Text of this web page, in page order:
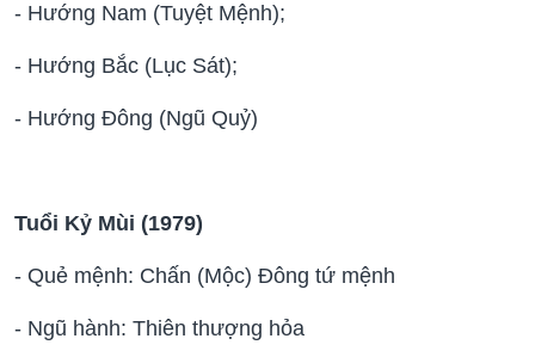
- Hướng Nam (Tuyệt Mệnh);
- Hướng Bắc (Lục Sát);
- Hướng Đông (Ngũ Quỷ)
Tuổi Kỷ Mùi (1979)
- Quẻ mệnh: Chấn (Mộc) Đông tứ mệnh
- Ngũ hành: Thiên thượng hỏa